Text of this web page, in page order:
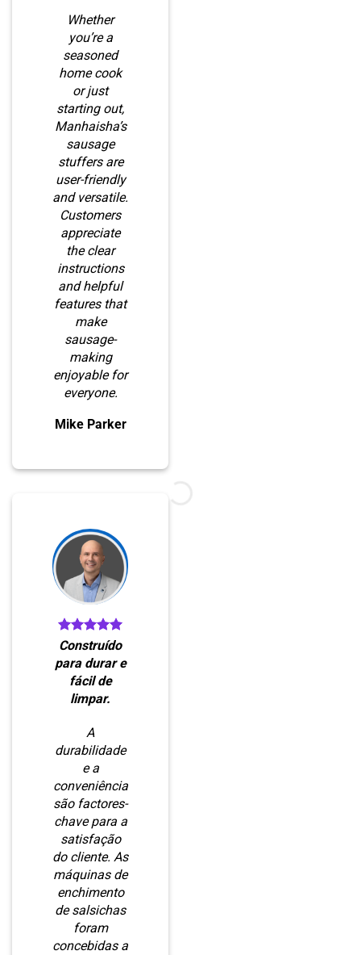
Whether
you’re a
seasoned
home cook
or just
starting out,
Manhaisha’s
sausage
stuffers are
user-friendly
and versatile.
Customers
appreciate
the clear
instructions
and helpful
features that
make
sausage-
making
enjoyable for
everyone.
Mike Parker
Construído
para durar e
fácil de
limpar.
A
durabilidade
e a
conveniência
são factores-
chave para a
satisfação
do cliente. As
máquinas de
enchimento
de salsichas
foram
concebidas a